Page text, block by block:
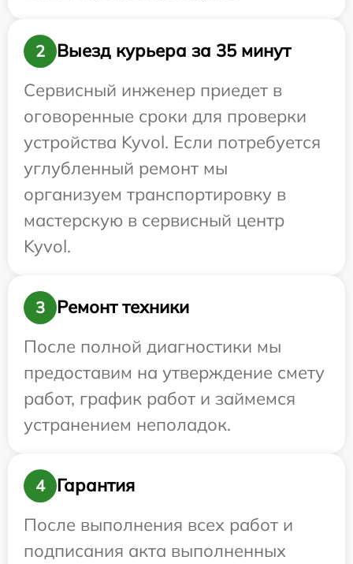
2
Выезд курьера за 35 минут
Сервисный инженер приедет в
оговоренные сроки для проверки
устройства Kyvol. Если потребуется
углубленный ремонт мы
организуем транспортировку в
мастерскую в сервисный центр
Kyvol.
3
Ремонт техники
После полной диагностики мы
предоставим на утверждение смету
работ, график работ и займемся
устранением неполадок.
4
Гарантия
После выполнения всех работ и
подписания акта выполненных